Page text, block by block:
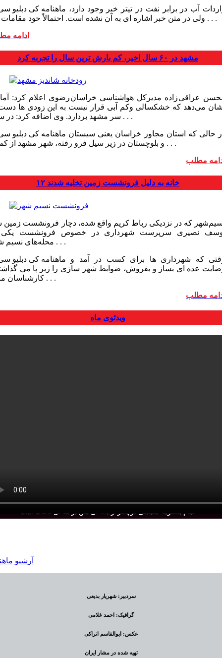
ولی در متن خبر اشاره ای به آن نشده است. احتمالاً خود مقامات هم . . .
ادامه
مشهد در ۶۰ سال اخیر، کم بارش ترین سال را تجربه کرد
عراقی زاده مدیرکل هواشناسی خراسان رضوی اعلام کرد:
می‌دهد که خشکسالی وکم آبی قرار نیست به این زودی ها
سر مشهد بردارد. وی اضافه کرد: در سال . . .
و بلوچستان در زیر سیل فرو رفته، شهر مشهد از کمبود . . .
مطلب
۱۲ خانه به دلیل فرونشست زمین تخلیه شدند
که در نزدیکی رباط کریم واقع شده، دچار فرونشست زمین
نصیری سرپرست شهرداری در خصوص فرونشست یکی
محله‌های نسیم شهر . . .
عده ای بساز و بفروش، ضوابط شهر سازی را زیر پا می
کارشناسان . . .
مطلب
ویدئوی ماه
تمام منظومه شمسی کوچکتر از دانه ای شن در ساحل کائنات است
سردبیر: شهریار بدیعی
گرافیک: احمد غلامی
عکس: ابوالقاسم اتراکی
تهیه شده در مشار ایران